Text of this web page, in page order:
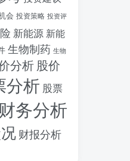
会 投资策略 投资评
新能源 新能
生物制药 生物
分析 股价
分析 股票
财务分析
财报分析